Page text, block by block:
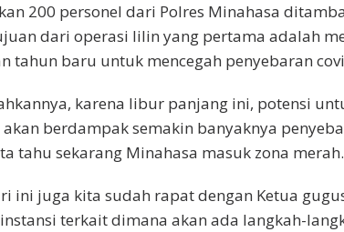
200 personel dari Polres Minahasa
dari operasi lilin yang pertama adalah
tahun baru untuk mencegah penyebaran
karena libur panjang ini, potensi
berdampak semakin banyaknya
tahu sekarang Minahasa masuk zona merah.
ini juga kita sudah rapat dengan Ketua
terkait dimana akan ada langkah-